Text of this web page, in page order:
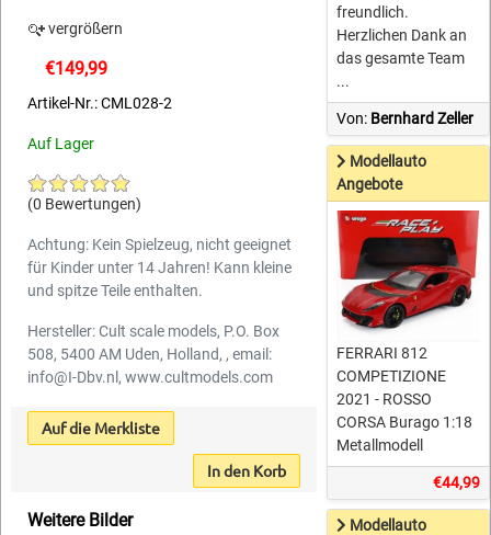
vergrößern
€149,99
Artikel-Nr.: CML028-2
Auf Lager
(0 Bewertungen)
Achtung: Kein Spielzeug, nicht geeignet
für Kinder unter 14 Jahren! Kann kleine
und spitze Teile enthalten.
Hersteller: Cult scale models, P.O. Box
508, 5400 AM Uden, Holland, , email:
info@I-Dbv.nl, www.cultmodels.com
Auf die Merkliste
In den Korb
Weitere Bilder
freundlich.
Herzlichen Dank an
das gesamte Team
...
Von: Bernhard Zeller
Modellauto
Angebote
FERRARI 812
COMPETIZIONE
2021 - ROSSO
CORSA Burago 1:18
Metallmodell
€44,99
Modellauto